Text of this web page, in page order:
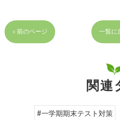
< 前のページ 一覧に
関連
#一学期期末テスト対策